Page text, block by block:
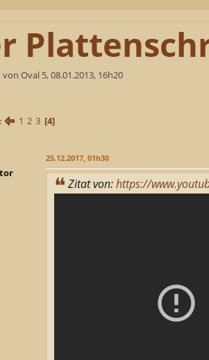
Oval 5, 08.01.2013, 16h20
1 2 3 4
25.12.2017, 01h30
Zitat von:https://